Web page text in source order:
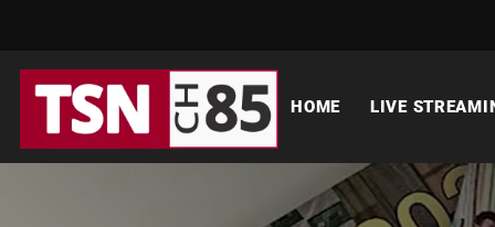
HOME LIVE